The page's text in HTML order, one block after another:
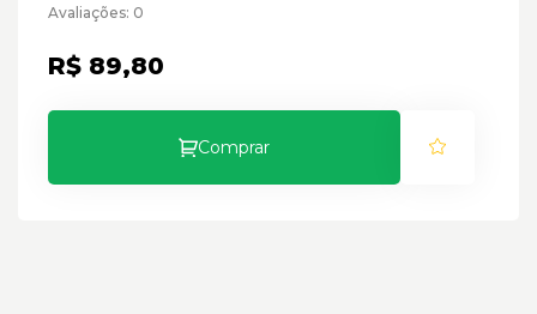
Avaliações: 0
R$ 89,80
Comprar